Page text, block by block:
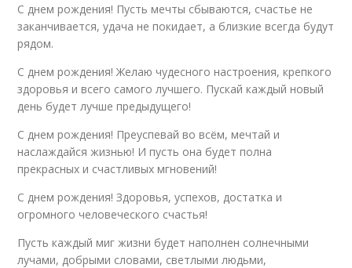
С днем рождения! Пусть мечты сбываются, счастье не
заканчивается, удача не покидает, а близкие всегда будут
рядом.
С днем рождения! Желаю чудесного настроения, крепкого
здоровья и всего самого лучшего. Пускай каждый новый
день будет лучше предыдущего!
С днем рождения! Преуспевай во всём, мечтай и
наслаждайся жизнью! И пусть она будет полна
прекрасных и счастливых мгновений!
С днем рождения! Здоровья, успехов, достатка и
огромного человеческого счастья!
Пусть каждый миг жизни будет наполнен солнечными
лучами, добрыми словами, светлыми людьми,